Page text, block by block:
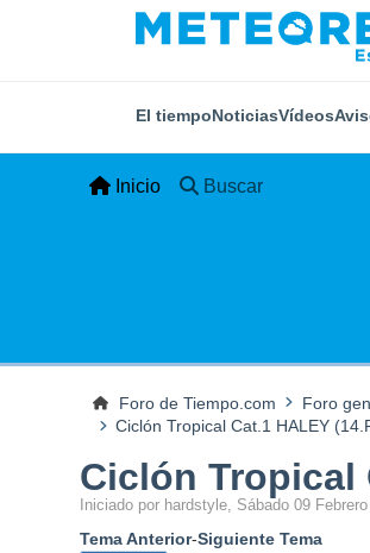
El tiempoNoticiasVídeos
Inicio Buscar
Foro de Tiempo.com Foro
Ciclón Tropical Cat.1 HALEY
Ciclón Tropical
Iniciado por hardstyle, Sábado 09
Tema Anterior-Siguiente Tema